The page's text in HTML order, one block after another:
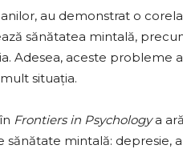
au demonstrat o
sănătatea mintală,
Adesea, aceste probleme
situația.
Frontiers in Psychologya
mintală: depresie,